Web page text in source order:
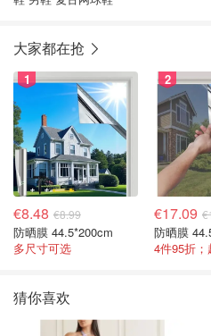
大家都在抢
1
€8.48 €8.99
防晒膜 44.5*200cm
多尺寸可选
2
€17.09
防晒膜
4件95折
猜你喜欢